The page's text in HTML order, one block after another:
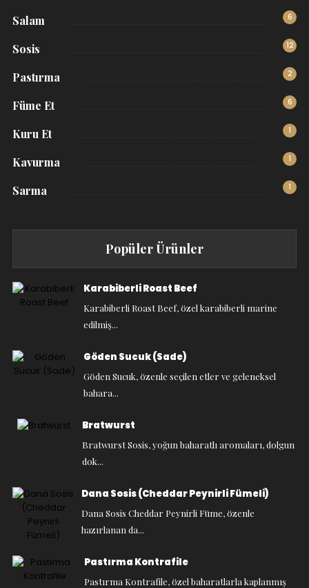
Salam 6
Sosis 12
Pastırma 2
Füme Et 6
Kuru Et 1
Kavurma 1
Sarma 1
Popüler Ürünler
Karabiberli Roast Beef
Karabiberli Roast Beef, özel karabiberli marine
edilmiş...
Göden Sucuk (Sade)
Göden Sucuk, özenle seçilen etler ve geleneksel
bahara...
Bratwurst
Bratwurst Sosis, yoğun baharatlı aromaları, dolgun
dok...
Dana Sosis (Cheddar Peynirli Fümeli)
Dana Sosis Cheddar Peynirli Füme, özenle
hazırlanan da...
Pastırma Kontrafile
Pastırma Kontrafile, özel baharatlarla kaplanmış